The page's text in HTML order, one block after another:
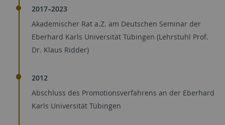
2017–2023
Akademischer Rat a.Z. am Deutschen Seminar der
Eberhard Karls Universität Tübingen (Lehrstuhl Prof.
Dr. Klaus Ridder)
2012
Abschluss des Promotionsverfahrens an der Eberhard
Karls Universität Tübingen